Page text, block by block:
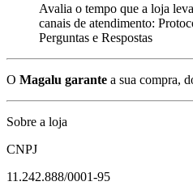
Avalia o tempo que a loja
canais de atendimento:
Perguntas e Respostas
O Magalu garante a sua compra,
Sobre a loja
CNPJ
11.242.888/0001-95